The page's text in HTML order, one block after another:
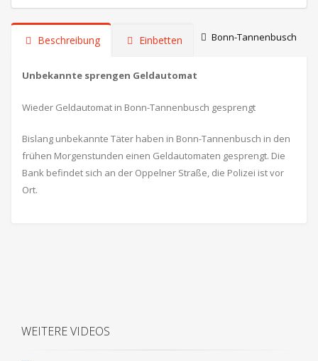
Beschreibung Einbetten Bonn-Tannenbusch
Unbekannte sprengen Geldautomat
Wieder Geldautomat in Bonn-Tannenbusch gesprengt
Bislang unbekannte Täter haben in Bonn-Tannenbusch in den
frühen Morgenstunden einen Geldautomaten gesprengt. Die
Bank befindet sich an der Oppelner Straße, die Polizei ist vor
Ort.
WEITERE VIDEOS